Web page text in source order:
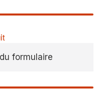
formulaire